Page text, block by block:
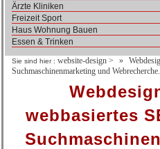
Ärzte Kliniken
Freizeit Sport
Haus Wohnung Bauen
Essen & Trinken
Sie sind hier : website-design >
Suchmaschinenmarketing und Webrecherche.
webbasiertes